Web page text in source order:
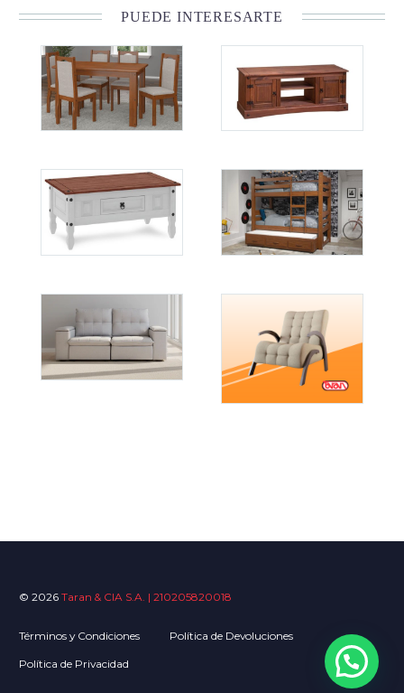
PUEDE INTERESARTE
© 2026 Taran & CIA S.A. | 210205820018
Términos y Condiciones Política de Devoluciones
Política de Privacidad